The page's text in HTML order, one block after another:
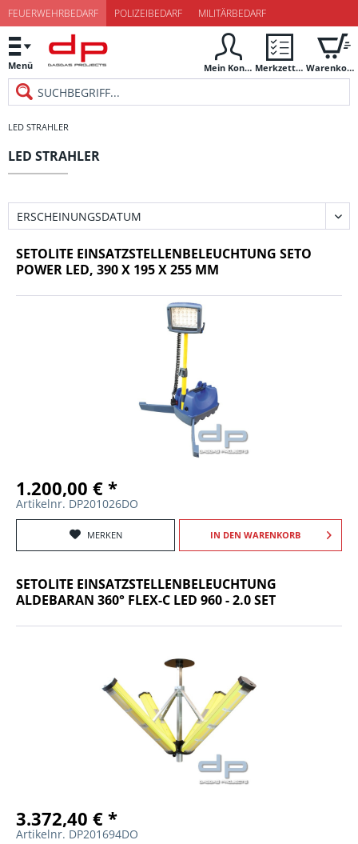
FEUERWEHRBEDARF POLIZEIBEDARF MILITÄRBEDARF
Menü Mein Konto Merkzettel Warenkorb
LED STRAHLER
LED STRAHLER
SETOLITE EINSATZSTELLENBELEUCHTUNG SETO
POWER LED, 390 X 195 X 255 MM
1.200,00 € *
Artikelnr. DP201026DO
MERKEN IN DEN WARENKORB
SETOLITE EINSATZSTELLENBELEUCHTUNG
ALDEBARAN 360° FLEX-C LED 960 - 2.0 SET
3.372,40 € *
Artikelnr. DP201694DO